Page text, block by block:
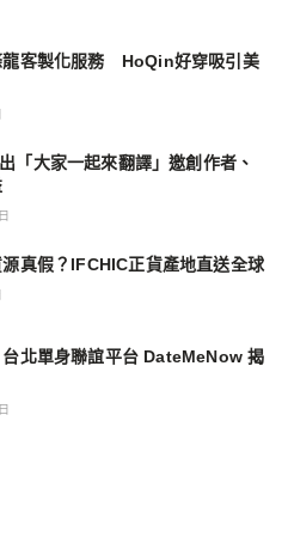
龍客製化服務 HoQin好穿吸引美
「大家一起來翻譯」邀創作者、
真假？IFCHIC正貨產地直送全球
北單身聯誼平台 DateMeNow 揭